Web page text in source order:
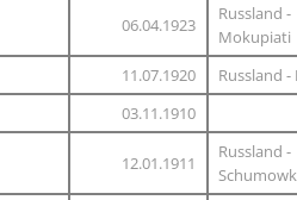
06.04.1923
Russland -
Mokupiati
11.07.1920
Russland -
03.11.1910
12.01.1911
Russland -